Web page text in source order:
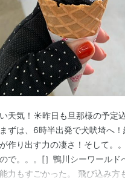
天気！☀️昨日も旦那様の予定
ずは、6時半出発で犬吠埼へ
作り出す力の凄さ！そして。
で。。。[］鴨川シーワールド
力もすごかった。 飛び込み方